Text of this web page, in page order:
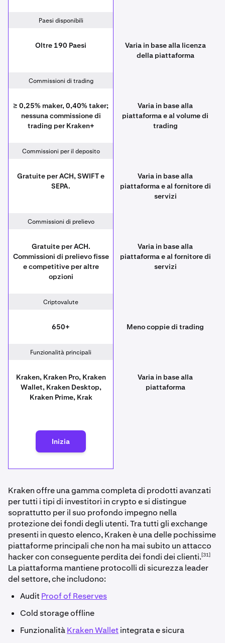
Paesi disponibili
Oltre 190 Paesi
Varia in base alla licenza
della piattaforma
Commissioni di trading
≥ 0,25% maker, 0,40% taker;
nessuna commissione di
trading per Kraken+
Varia in base alla
piattaforma e al volume di
trading
Commissioni per il deposito
Gratuite per ACH, SWIFT e
SEPA.
Varia in base alla
piattaforma e al fornitore di
servizi
Commissioni di prelievo
Gratuite per ACH.
Commissioni di prelievo fisse
e competitive per altre
opzioni
Varia in base alla
piattaforma e al fornitore di
servizi
Criptovalute
650+ Meno coppie di trading
Funzionalità principali
Kraken, Kraken Pro, Kraken
Wallet, Kraken Desktop,
Kraken Prime, Krak
Varia in base alla
piattaforma
Inizia
Kraken offre una gamma completa di prodotti avanzati
per tutti i tipi di investitori in crypto e si distingue
soprattutto per il suo profondo impegno nella
protezione dei fondi degli utenti. Tra tutti gli exchange
presenti in questo elenco, Kraken è una delle pochissime
piattaforme principali che non ha mai subito un attacco
hacker con conseguente perdita dei fondi dei clienti.[31]
La piattaforma mantiene protocolli di sicurezza leader
del settore, che includono:
AuditProof of Reserves
Cold storage offline
FunzionalitàKraken Walletintegrata e sicura